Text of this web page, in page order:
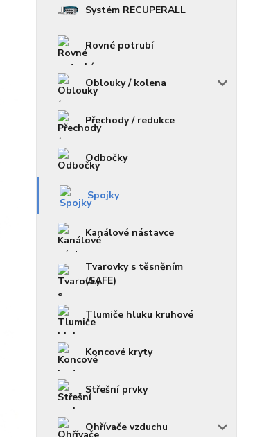
Systém RECUPERALL
Rovné potrubí
Oblouky / kolena
Přechody / redukce
Odbočky
Spojky
Kanálové nástavce
Tvarovky s těsněním
(SAFE)
Tlumiče hluku kruhové
Koncové kryty
Střešní prvky
Ohřívače vzduchu